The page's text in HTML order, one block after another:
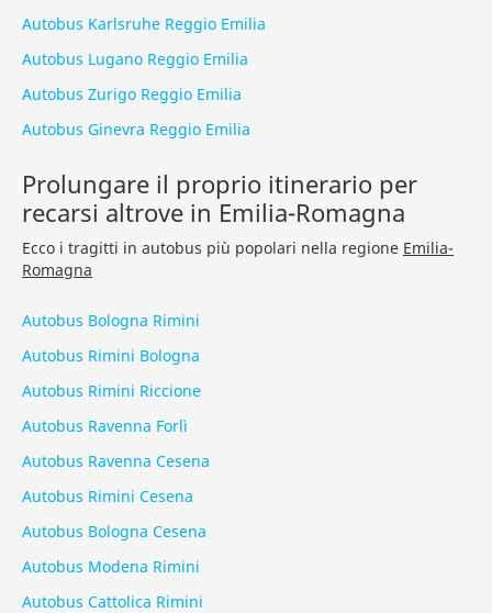
Autobus Karlsruhe Reggio Emilia
Autobus Lugano Reggio Emilia
Autobus Zurigo Reggio Emilia
Autobus Ginevra Reggio Emilia
Prolungare il proprio itinerario per
recarsi altrove in Emilia-Romagna
Ecco i tragitti in autobus più popolari nella regione Emilia-
Romagna
Autobus Bologna Rimini
Autobus Rimini Bologna
Autobus Rimini Riccione
Autobus Ravenna Forlì
Autobus Ravenna Cesena
Autobus Rimini Cesena
Autobus Bologna Cesena
Autobus Modena Rimini
Autobus Cattolica Rimini